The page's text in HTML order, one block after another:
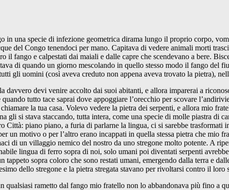
una specie di infezione geometrica dirama lungo il proprio corpo,
del Congo tenendoci per mano. Capitava di vedere animali morti
il fango e calpestati dai maiali e dalle capre che scendevano a bere.
di quando un giorno mescolando in quello stesso modo il fango del
gli uomini (così aveva creduto non appena aveva trovato la pietra),
davvero devi venire accolto dai suoi abitanti, e allora imparerai a
tutto tace saprai dove appoggiare l’orecchio per scovare
la tua casa. Volevo vedere la pietra dei serpenti, e allora mio
gli si stava staccando, tutta intera, come una specie di molle piastra di
Città: piano piano, a furia di parlarne la lingua, ci si sarebbe trasformati
un motivo o per l’altro erano incappati in quella stessa pietra che mio
di un villaggio nemico del nostro da uno stregone molto potente. A
lingua di ferro sopra di noi, solo umani poi diventati serpenti
tappeto sopra coloro che sono restati umani, emergendo dalla terra e
dello stregone e la pietra stregata stavano per rivoltarsi contro il loro
rametto dal fango mio fratello non lo abbandonava più fino a